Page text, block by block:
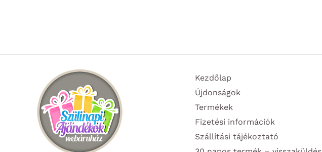
Kezdőlap
Újdonságok
Termékek
Fizetési információk
Szállítási tájékoztató